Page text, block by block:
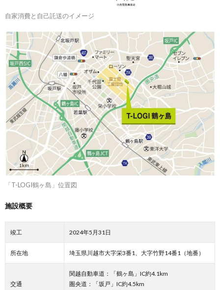
自家消費と自己託送のイメージ
「T-LOGI鶴ヶ島」位置図
施設概要
竣工 2024年5月31日
所在地 埼玉県川越市大字栄3番1、大字竹野14番1（地番）
交通
関越自動車道：「鶴ヶ島」IC約4.1km
圏央道：「坂戸」IC約4.5km